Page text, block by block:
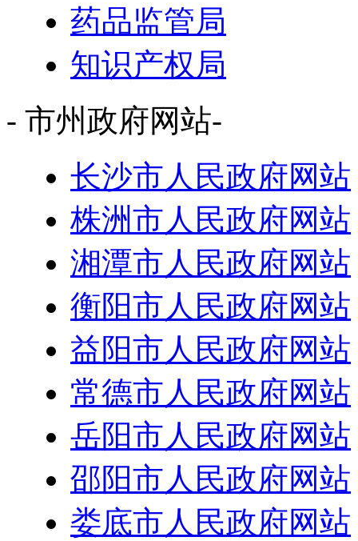
药品监管局
知识产权局
- 市州政府网站-
长沙市人民政府网站
株洲市人民政府网站
湘潭市人民政府网站
衡阳市人民政府网站
益阳市人民政府网站
常德市人民政府网站
岳阳市人民政府网站
邵阳市人民政府网站
娄底市人民政府网站